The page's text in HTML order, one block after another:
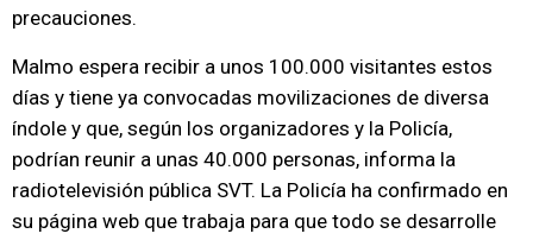
precauciones.
Malmo espera recibir a unos 100.000 visitantes estos
días y tiene ya convocadas movilizaciones de diversa
índole y que, según los organizadores y la Policía,
podrían reunir a unas 40.000 personas, informa la
radiotelevisión pública SVT. La Policía ha confirmado en
su página web que trabaja para que todo se desarrolle